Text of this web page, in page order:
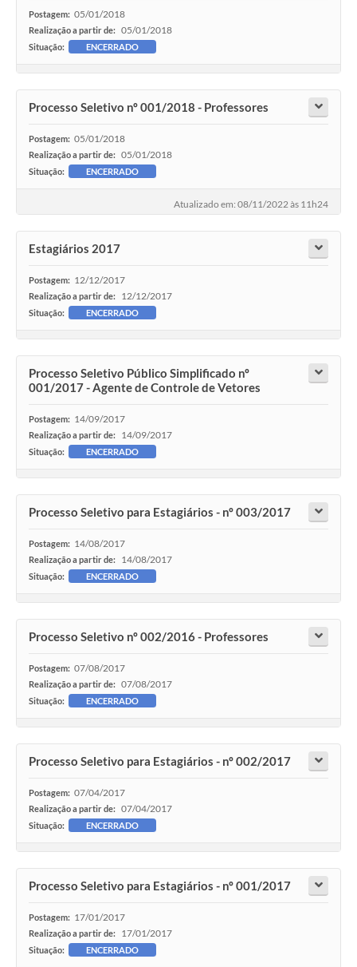
Postagem: 05/01/2018
Realização a partir de: 05/01/2018
Situação: ENCERRADO
Processo Seletivo nº 001/2018 - Professores
Postagem: 05/01/2018
Realização a partir de: 05/01/2018
Situação: ENCERRADO
Atualizado em: 08/11/2022 às 11h24
Estagiários 2017
Postagem: 12/12/2017
Realização a partir de: 12/12/2017
Situação: ENCERRADO
Processo Seletivo Público Simplificado nº
001/2017 - Agente de Controle de Vetores
Postagem: 14/09/2017
Realização a partir de: 14/09/2017
Situação: ENCERRADO
Processo Seletivo para Estagiários - nº 003/2017
Postagem: 14/08/2017
Realização a partir de: 14/08/2017
Situação: ENCERRADO
Processo Seletivo nº 002/2016 - Professores
Postagem: 07/08/2017
Realização a partir de: 07/08/2017
Situação: ENCERRADO
Processo Seletivo para Estagiários - nº 002/2017
Postagem: 07/04/2017
Realização a partir de: 07/04/2017
Situação: ENCERRADO
Processo Seletivo para Estagiários - nº 001/2017
Postagem: 17/01/2017
Realização a partir de: 17/01/2017
Situação: ENCERRADO